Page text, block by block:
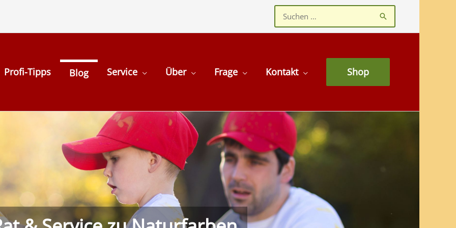
Suchen
Profi-Tipps Blog Service Über Frage Kontakt Shop